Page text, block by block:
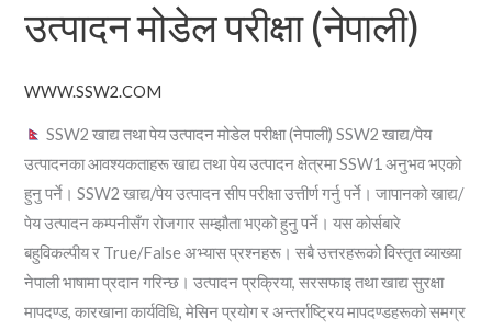
उत्पादन मोडेल परीक्षा (नेपाली)
WWW.SSW2.COM
SSW2 खाद्य तथा पेय उत्पादन मोडेल परीक्षा (नेपाली) SSW2 खाद्य/पेय
उत्पादनका आवश्यकताहरू खाद्य तथा पेय उत्पादन क्षेत्रमा SSW1 अनुभव भएको
हुनु पर्ने। SSW2 खाद्य/पेय उत्पादन सीप परीक्षा उत्तीर्ण गर्नु पर्ने। जापानको खाद्य/
पेय उत्पादन कम्पनीसँग रोजगार सम्झौता भएको हुनु पर्ने। यस कोर्सबारे
बहुविकल्पीय र True/False अभ्यास प्रश्नहरू। सबै उत्तरहरूको विस्तृत व्याख्या
नेपाली भाषामा प्रदान गरिन्छ। उत्पादन प्रक्रिया, सरसफाइ तथा खाद्य सुरक्षा
मापदण्ड, कारखाना कार्यविधि, मेसिन प्रयोग र अन्तर्राष्ट्रिय मापदण्डहरूको समग्र